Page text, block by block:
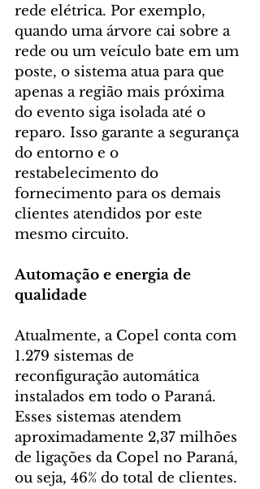
rede elétrica. Por exemplo,
quando uma árvore cai sobre a
rede ou um veículo bate em um
poste, o sistema atua para que
apenas a região mais próxima
do evento siga isolada até o
reparo. Isso garante a segurança
do entorno e o
restabelecimento do
fornecimento para os demais
clientes atendidos por este
mesmo circuito.
Automação e energia de
qualidade
Atualmente, a Copel conta com
1.279 sistemas de
reconfiguração automática
instalados em todo o Paraná.
Esses sistemas atendem
aproximadamente 2,37 milhões
de ligações da Copel no Paraná,
ou seja, 46% do total de clientes.